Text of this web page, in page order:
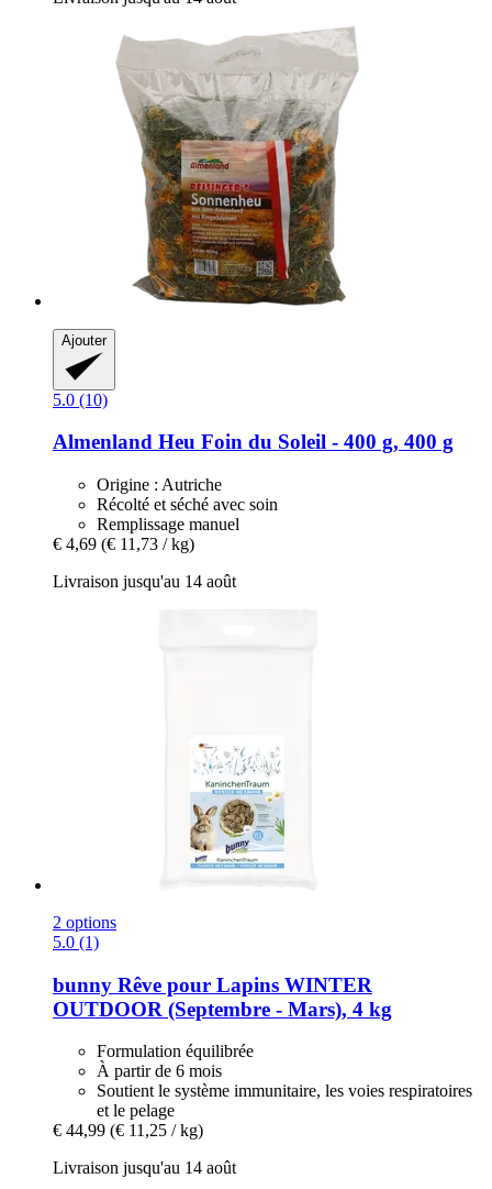
Ajouter
5.0 (10)
Almenland Heu Foin du Soleil -​ 400 g, 400 g
Origine : Autriche
Récolté et séché avec soin
Remplissage manuel
€ 4,69 (€ 11,73 / kg)
Livraison jusqu'au 14 août
2 options
5.0 (1)
bunny Rêve pour Lapins WINTER
OUTDOOR (Septembre -​ Mars), 4 kg
Formulation équilibrée
À partir de 6 mois
Soutient le système immunitaire, les voies respiratoires
et le pelage
€ 44,99 (€ 11,25 / kg)
Livraison jusqu'au 14 août